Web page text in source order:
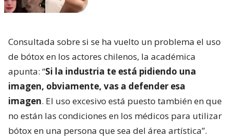
Consultada sobre si se ha vuelto un problema el uso
de bótox en los actores chilenos, la académica
apunta: “Si la industria te está pidiendo una
imagen, obviamente, vas a defender esa
imagen. El uso excesivo está puesto también en que
no están las condiciones en los médicos para utilizar
bótox en una persona que sea del área artística”.